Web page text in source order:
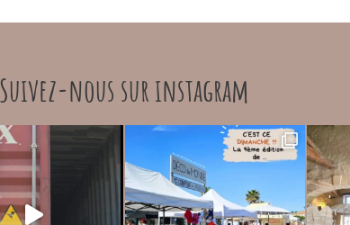
Suivez-nous sur instagram